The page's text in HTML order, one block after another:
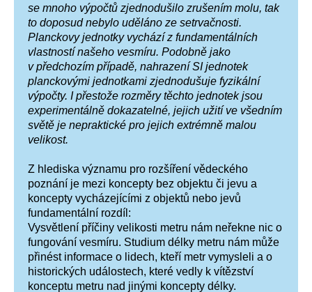
se mnoho výpočtů zjednodušilo zrušením molu, tak
to doposud nebylo uděláno ze setrvačnosti.
Planckovy jednotky vychází z fundamentálních
vlastností našeho vesmíru. Podobně jako
v předchozím případě, nahrazení SI jednotek
planckovými jednotkami zjednodušuje fyzikální
výpočty. I přestože rozměry těchto jednotek jsou
experimentálně dokazatelné, jejich užití ve všedním
světě je nepraktické pro jejich extrémně malou
velikost.
Z hlediska významu pro rozšíření vědeckého
poznání je mezi koncepty bez objektu či jevu a
koncepty vycházejícími z objektů nebo jevů
fundamentální rozdíl:
Vysvětlení příčiny velikosti metru nám neřekne nic o
fungování vesmíru. Studium délky metru nám může
přinést informace o lidech, kteří metr vymysleli a o
historických událostech, které vedl y k vítězství
konceptu metru nad jinými koncepty délky.